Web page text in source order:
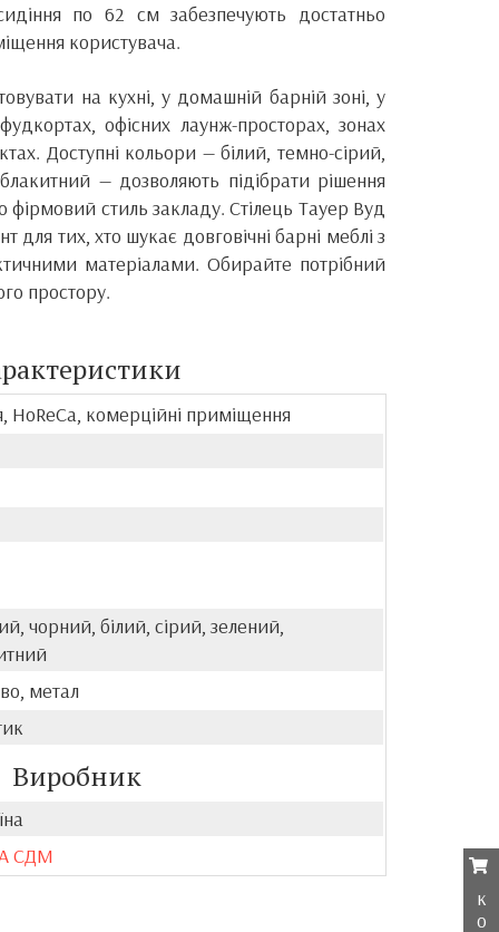
по 62 см забезпечують достатньо
користувача.
на кухні, у домашній барній зоні, у
офісних лаунж-просторах, зонах
Доступні кольори — білий, темно-сірий,
— дозволяють підібрати рішення
фірмовий стиль закладу. Стілець Тауер Вуд
для тих, хто шукає довговічні барні меблі з
матеріалами. Обирайте потрібний
простору.
HoReCa, комерційні приміщення
чорний, білий, сірий, зелений,
метал
Виробник
СДМ
к
о